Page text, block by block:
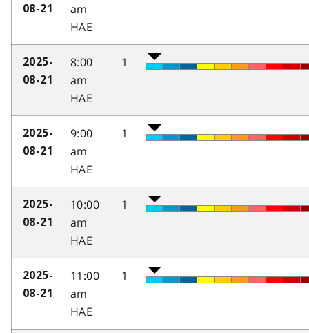
08-21
am
HAE
2025-
08-21
8:00
am
HAE
1
2025-
08-21
9:00
am
HAE
1
2025-
08-21
10:00
am
HAE
1
2025-
08-21
11:00
am
HAE
1